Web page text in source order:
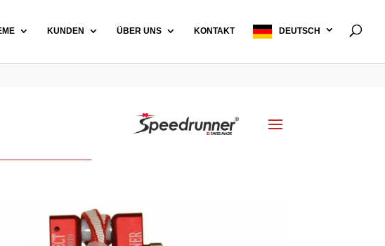
KUNDEN ÜBER UNS KONTAKT DEUTSCH